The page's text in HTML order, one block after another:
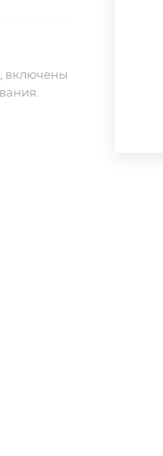
включены